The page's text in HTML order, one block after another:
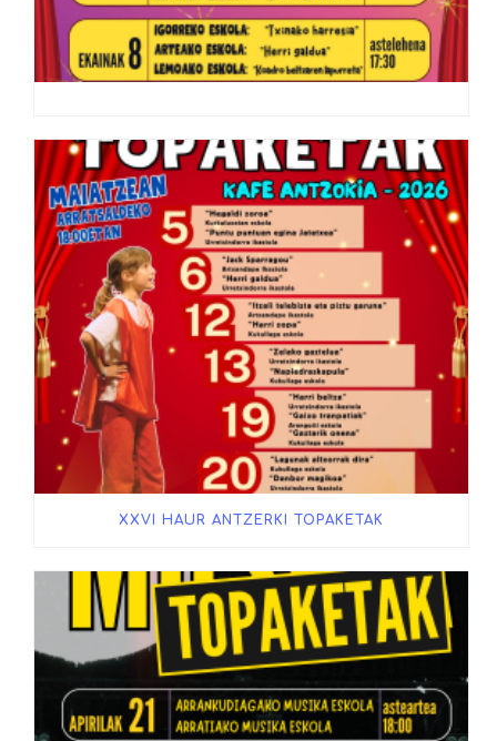
XXVI HAUR ANTZERKI TOPAKETAK